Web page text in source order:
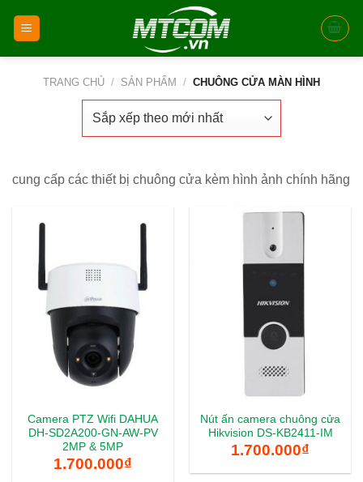
TRANG CHỦ / SẢN PHẨM / CHUÔNG CỬA MÀN HÌNH
cung cấp các thiết bị chuông cửa kèm hình ảnh chính hãng
Camera PTZ Wifi DAHUA
DH-SD2A200-GN-AW-PV
2MP & 5MP
1.700.000₫
Nút ấn camera chuông cửa
Hikvision DS-KB2411-IM
1.700.000₫